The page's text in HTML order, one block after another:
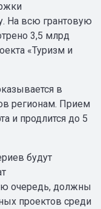
На всю грантовую
3,5 млрд
«Туризм и
в
регионам. Прием
и продлится до 5
будут
очередь, должны
проектов среди